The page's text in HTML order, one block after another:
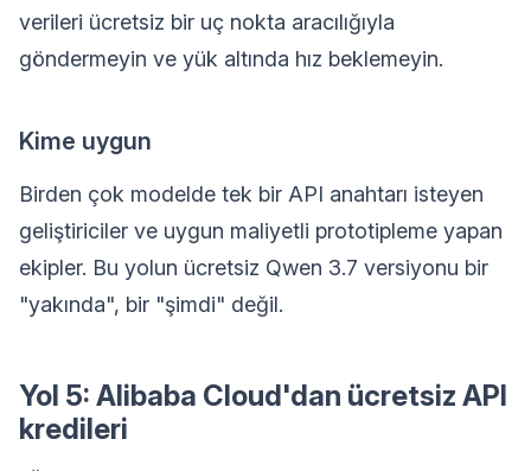
verileri ücretsiz bir uç nokta aracılığıyla
göndermeyin ve yük altında hız beklemeyin.
Kime uygun
Birden çok modelde tek bir API anahtarı isteyen
geliştiriciler ve uygun maliyetli prototipleme yapan
ekipler. Bu yolun ücretsiz Qwen 3.7 versiyonu bir
"yakında", bir "şimdi" değil.
Yol 5: Alibaba Cloud'dan ücretsiz API
kredileri